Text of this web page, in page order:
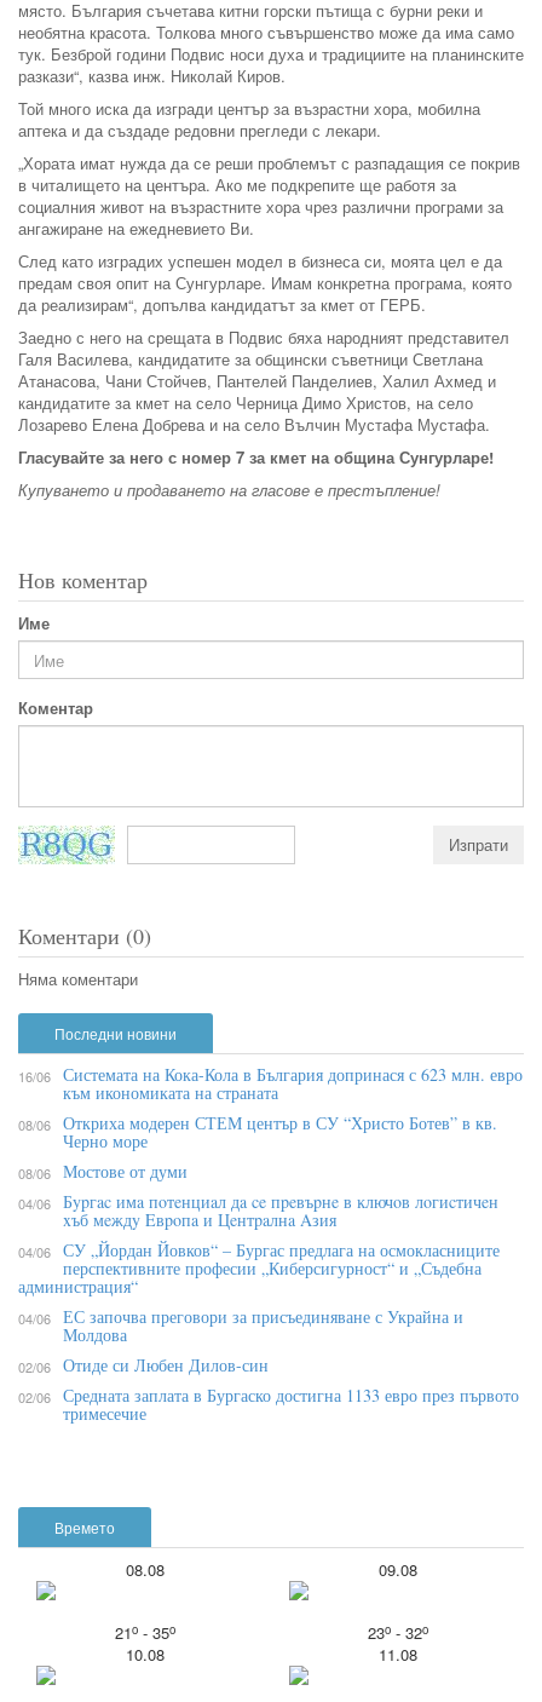
място. България съчетава китни горски пътища с бурни реки и
необятна красота. Толкова много съвършенство може да има само
тук. Безброй години Подвис носи духа и традициите на планинските
разкази“, казва инж. Николай Киров.
Той много иска да изгради център за възрастни хора, мобилна
аптека и да създаде редовни прегледи с лекари.
„Хората имат нужда да се реши проблемът с разпадащия се покрив
в читалището на центъра. Ако ме подкрепите ще работя за
социалния живот на възрастните хора чрез различни програми за
ангажиране на ежедневието Ви.
След като изградих успешен модел в бизнеса си, моята цел е да
предам своя опит на Сунгурларе. Имам конкретна програма, която
да реализирам“, допълва кандидатът за кмет от ГЕРБ.
Заедно с него на срещата в Подвис бяха народният представител
Галя Василева, кандидатите за общински съветници Светлана
Атанасова, Чани Стойчев, Пантелей Панделиев, Халил Ахмед и
кандидатите за кмет на село Черница Димо Христов, на село
Лозарево Елена Добрева и на село Вълчин Мустафа Мустафа.
Гласувайте за него с номер 7 за кмет на община Сунгурларе!
Купуването и продаването на гласове е престъпление!
Нов коментар
Име
Коментар
Коментари (0)
Няма коментари
Времето
08.08
21o- 35o
09.08
23o- 32o
10.08 11.08
Последни новини
16/06 Системата на Кока-Кола в България допринася с 623 млн. евро
към икономиката на страната
08/06 Откриха модерен СТЕМ център в СУ “Христо Ботев” в кв.
Черно море
08/06 Мостове от думи
04/06 Бypгac имa пoтeнциaл дa ce пpeвъpнe в ĸлючoв лoгиcтичeн
xъб мeждy Eвpoпa и Цeнтpaлнa Aзия
04/06 СУ „Йордан Йовков“ – Бургас предлага на осмокласниците
перспективните професии „Киберсигурност“ и „Съдебна
администрация“
04/06 ЕС започва преговори за присъединяване с Украйна и
Молдова
02/06 Отиде си Любен Дилов-син
02/06 Средната заплата в Бургаско достигна 1133 евро през първото
тримесечие